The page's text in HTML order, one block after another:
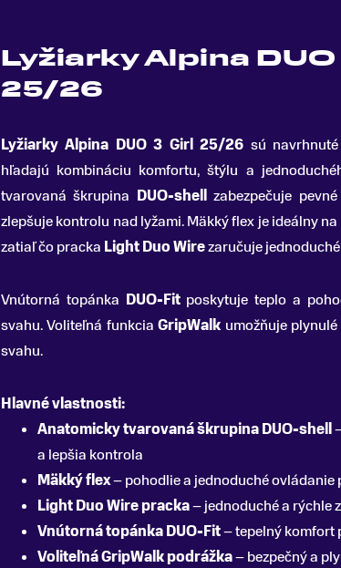
Lyžiarky Alpina DUO
25/26
Lyžiarky Alpina DUO 3 Girl 25/26 sú
hľadajú kombináciu komfortu, štýlu a
tvarovaná škrupina DUO-shellzabezpečuje
zlepšuje kontrolu nad lyžami. Mäkký flex je ideálny
zatiaľ čo pracka Light Duo Wirezaručuje
Vnútorná topánka DUO-Fitposkytuje teplo a
svahu. Voliteľná funkciaGripWalk umožňuje
svahu.
Hlavné vlastnosti:
Anatomicky tvarovaná škrupina DUO-shell
a lepšia kontrola
Mäkký flex– pohodlie a jednoduché ovládanie
Light Duo Wire pracka– jednoduché a rýchle
Vnútorná topánka DUO-Fit– tepelný komfort
Voliteľná GripWalk podrážka– bezpečný a